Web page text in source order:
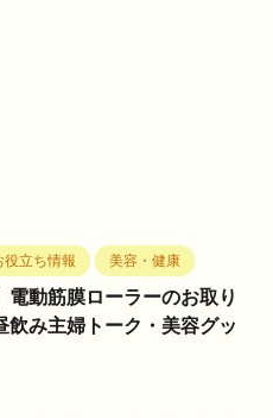
役立ち情報 美容・健康
電動筋膜ローラーのお取り
飲み主婦トーク・美容グッ